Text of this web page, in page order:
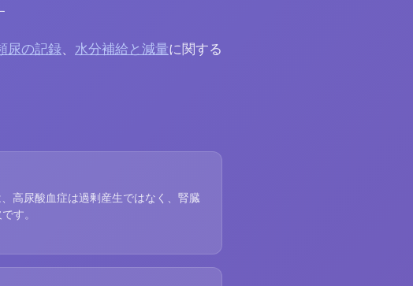
尿の記録、 水分補給と減量に関する
高尿酸血症は過剰産生ではなく、腎臓
す。